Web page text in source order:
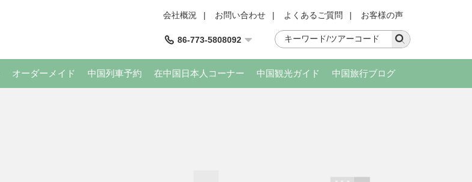
会社概況 | お問い合わせ | よくあるご質問 | お客様の声
86-773-5808092
オーダーメイド 中国列車予約 在中国日本人コーナー 中国観光ガイド 中国旅行ブログ